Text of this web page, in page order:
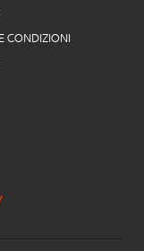
CONDIZIONI